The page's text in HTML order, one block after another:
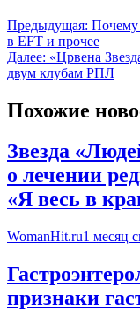
Предыдущая: Почему
в EFT и прочее
Далее: «Црвена
двум клубам РПЛ
Похожие
Звезда
о лечении
«Я весь в
WomanHit.ru1 месяц
признаки